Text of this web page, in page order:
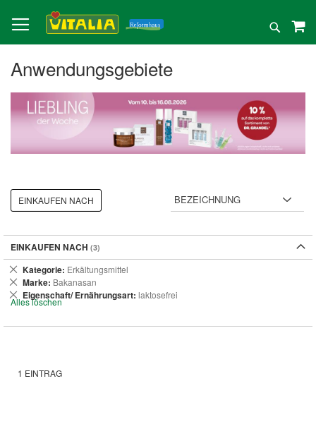
zum
Inhalt
Suche
Anwendungsgebiete
1 EINTRAG
EINKAUFEN NACH
EINKAUFEN NACH
Kategorie Erkältungsmittel
Dies
entfernen
Marke Bakanasan
Dies
entfernen
Eigenschaft/ Ernährungsart laktosefrei
Dies
entfernen
Alles löschen